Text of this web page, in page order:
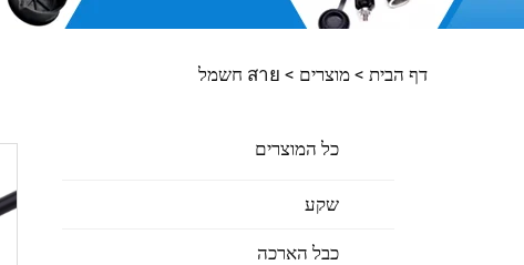
דף הבית > מוצרים > สาย חשמל
כל המוצרים
שקע
כבל הארכה